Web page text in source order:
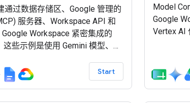
通过数据存储区、Google 管理的
服务器、Workspace API 和
Workspace 紧密集成的
些示例是使用 Gemini 模型、
Cloud 构建的。
Start
Model
Google
Vertex AI